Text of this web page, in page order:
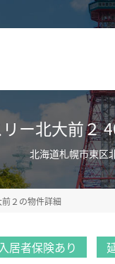
ー北大前２
北海道札幌市東区
２の物件詳細
入居者保険あり